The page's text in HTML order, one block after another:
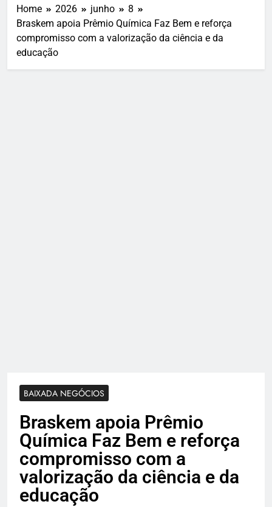
Home 2026 junho
8
Braskem apoia Prêmio Química Faz Bem e reforça
compromisso com a valorização da ciência e da
educação
BAIXADA NEGÓCIOS
Braskem apoia Prêmio
Química Faz Bem e reforça
compromisso com a
valorização da ciência e da
educação